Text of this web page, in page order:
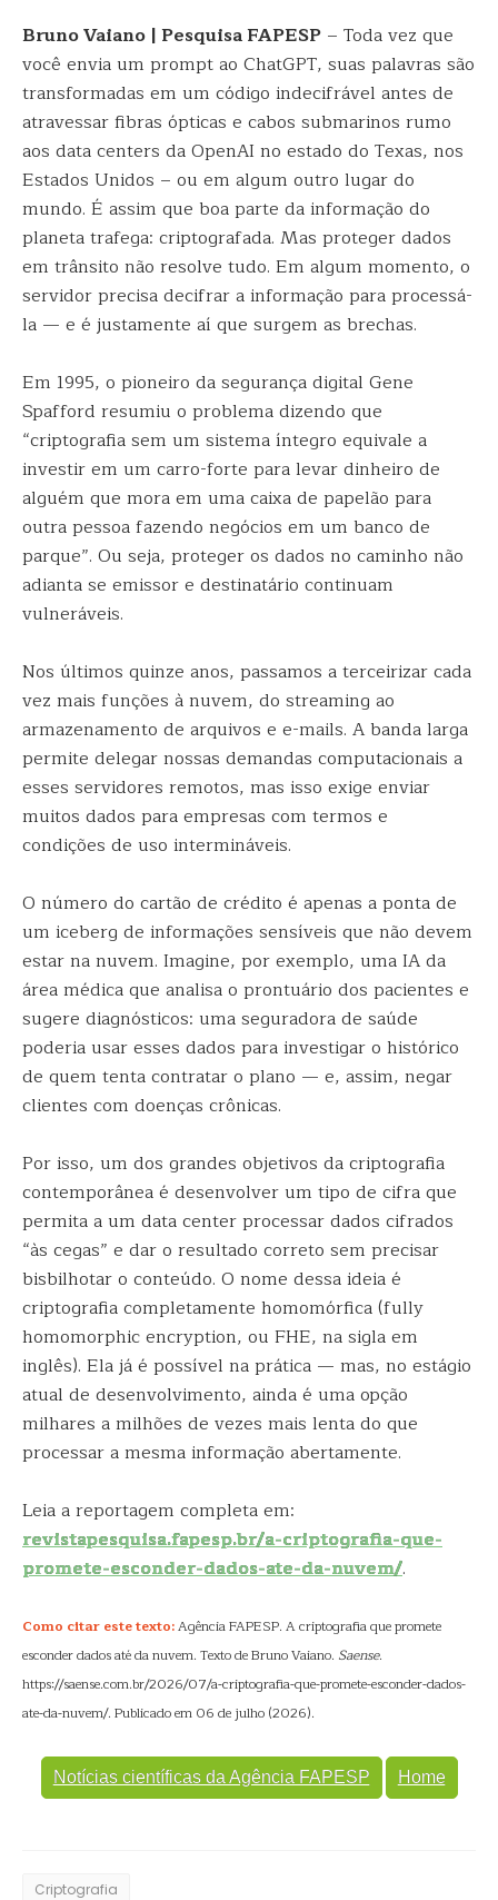
Bruno Vaiano | Pesquisa FAPESP – Toda vez que
você envia um prompt ao ChatGPT, suas palavras são
transformadas em um código indecifrável antes de
atravessar fibras ópticas e cabos submarinos rumo
aos data centers da OpenAI no estado do Texas, nos
Estados Unidos – ou em algum outro lugar do
mundo. É assim que boa parte da informação do
planeta trafega: criptografada. Mas proteger dados
em trânsito não resolve tudo. Em algum momento, o
servidor precisa decifrar a informação para processá-
la — e é justamente aí que surgem as brechas.
Em 1995, o pioneiro da segurança digital Gene
Spafford resumiu o problema dizendo que
“criptografia sem um sistema íntegro equivale a
investir em um carro-forte para levar dinheiro de
alguém que mora em uma caixa de papelão para
outra pessoa fazendo negócios em um banco de
parque”. Ou seja, proteger os dados no caminho não
adianta se emissor e destinatário continuam
vulneráveis.
Nos últimos quinze anos, passamos a terceirizar cada
vez mais funções à nuvem, do streaming ao
armazenamento de arquivos e e-mails. A banda larga
permite delegar nossas demandas computacionais a
esses servidores remotos, mas isso exige enviar
muitos dados para empresas com termos e
condições de uso intermináveis.
O número do cartão de crédito é apenas a ponta de
um iceberg de informações sensíveis que não devem
estar na nuvem. Imagine, por exemplo, uma IA da
área médica que analisa o prontuário dos pacientes e
sugere diagnósticos: uma seguradora de saúde
poderia usar esses dados para investigar o histórico
de quem tenta contratar o plano — e, assim, negar
clientes com doenças crônicas.
Por isso, um dos grandes objetivos da criptografia
contemporânea é desenvolver um tipo de cifra que
permita a um data center processar dados cifrados
“às cegas” e dar o resultado correto sem precisar
bisbilhotar o conteúdo. O nome dessa ideia é
criptografia completamente homomórfica (fully
homomorphic encryption, ou FHE, na sigla em
inglês). Ela já é possível na prática — mas, no estágio
atual de desenvolvimento, ainda é uma opção
milhares a milhões de vezes mais lenta do que
processar a mesma informação abertamente.
Leia a reportagem completa em:
revistapesquisa.fapesp.br/a-criptografia-que-
promete-esconder-dados-ate-da-nuvem/.
Como citar este texto:Agência FAPESP. A criptografia que promete
esconder dados até da nuvem. Texto de Bruno Vaiano. Saense.
https://saense.com.br/2026/07/a-criptografia-que-promete-esconder-dados-
ate-da-nuvem/. Publicado em 06 de julho (2026).
Notícias científicas da Agência FAPESP Home
Criptografia